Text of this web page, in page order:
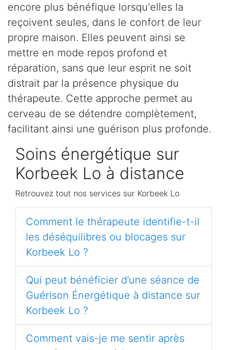
encore plus bénéfique lorsqu'elles la
reçoivent seules, dans le confort de leur
propre maison. Elles peuvent ainsi se
mettre en mode repos profond et
réparation, sans que leur esprit ne soit
distrait par la présence physique du
thérapeute. Cette approche permet au
cerveau de se détendre complètement,
facilitant ainsi une guérison plus profonde.
Soins énergétique sur
Korbeek Lo à distance
Retrouvez tout nos services sur Korbeek Lo
Comment le thérapeute identifie-t-il
les déséquilibres ou blocages sur
Korbeek Lo ?
Qui peut bénéficier d’une séance de
Guérison Énergétique à distance sur
Korbeek Lo ?
Comment vais-je me sentir après